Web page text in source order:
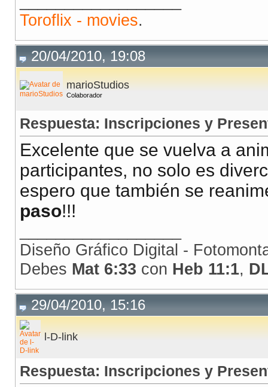
Toroflix - movies.
20/04/2010, 19:08
marioStudios
Colaborador
Respuesta: Inscripciones y
Excelente que se vuelva a
participantes, no solo es
espero que también se
paso!!!
Diseño Gráfico Digital -
Debes Mat 6:33 con Heb 11:1,
29/04/2010, 15:16
l-D-link
Respuesta: Inscripciones y